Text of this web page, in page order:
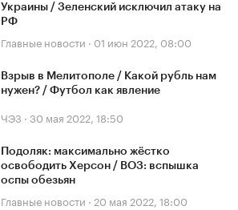
Украины / Зеленский исключил атаку на
РФ
Главные новости · 01 июн 2022, 08:00
Взрыв в Мелитополе / Какой рубль нам
нужен? / Футбол как явление
ЧЭЗ · 30 мая 2022, 18:50
Подоляк: максимально жёстко
освободить Херсон / ВОЗ: вспышка
оспы обезьян
Главные новости · 20 мая 2022, 18:00